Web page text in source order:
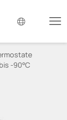
-90°C